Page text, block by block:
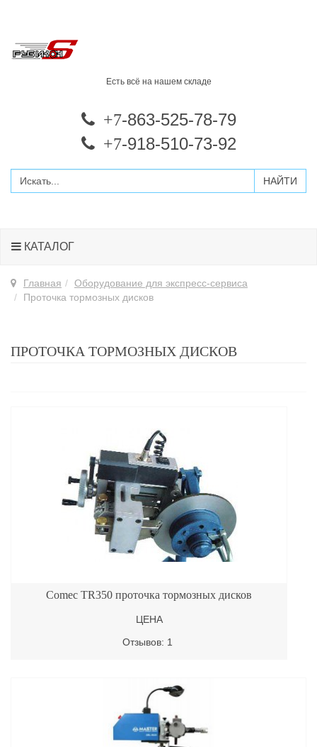
Есть всё на нашем складе
+7-863-525-78-79
+7-918-510-73-92
КАТАЛОГ
Главная
Оборудование для экспресс-сервиса
Проточка тормозных дисков
ПРОТОЧКА ТОРМОЗНЫХ ДИСКОВ
Comec TR350 проточка тормозных дисков
ЦЕНА
Отзывов: 1